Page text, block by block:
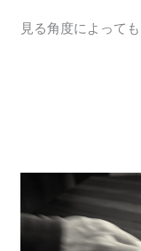
見る角度によって